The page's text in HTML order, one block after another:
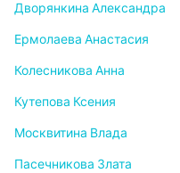
Дворянкина Александра
Ермолаева Анастасия
Колесникова Анна
Кутепова Ксения
Москвитина Влада
Пасечникова Злата